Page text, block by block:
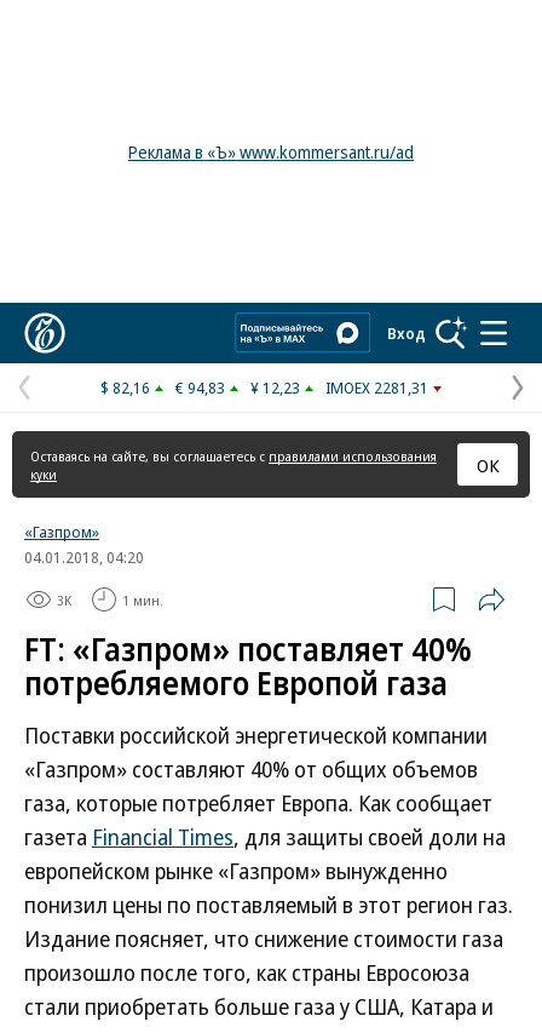
Реклама в «Ъ» www.kommersant.ru/ad
Вход
Предыдущая
страница
$ 82,16 € 94,83 ¥ 12,23 IMOEX 2281,31
Оставаясь на сайте, вы соглашаетесь с правилами использования
куки
ОК
«Газпром»
04.01.2018, 04:20
3K 1 мин.
FT: «Газпром» поставляет 40%
потребляемого Европой газа
Поставки российской энергетической компании
«Газпром» составляют 40% от общих объемов
газа, которые потребляет Европа. Как сообщает
газета Financial Times, для защиты своей доли на
европейском рынке «Газпром» вынужденно
понизил цены по поставляемый в этот регион газ.
Издание поясняет, что снижение стоимости газа
произошло после того, как страны Евросоюза
стали приобретать больше газа у США, Катара и